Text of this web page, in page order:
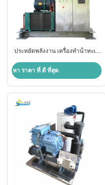
ประหยัดพลังงาน เครื่องทําน้ําทะเล
หา ราคา ที่ ดี ที่สุด